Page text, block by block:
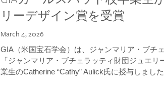
リーデザイン賞を受賞
March 4, 2026
GIA（米国宝石学会）は、ジャンマリア・ブチ
「ジャンマリア・ブチェラッティ財団ジュエ
業生のCatherine “Cathy” Aulick氏に授与しました